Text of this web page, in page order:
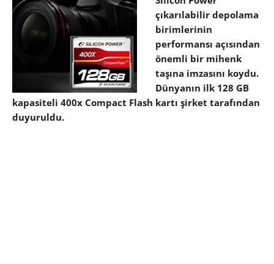
çıkarılabilir depolama
birimlerinin
performansı açısından
önemli bir mihenk
taşına imzasını koydu.
Dünyanın ilk 128 GB
kapasiteli 400x Compact Flash kartı şirket tarafından
duyuruldu.